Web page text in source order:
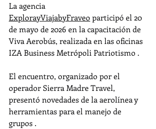
La agencia
ExplorayViajabyFraveo participó el 20
de mayo de 2026 en la capacitación de
Viva Aerobús, realizada en las oficinas
IZA Business Metrópoli Patriotismo .
El encuentro, organizado por el
operador Sierra Madre Travel,
presentó novedades de la aerolínea y
herramientas para el manejo de
grupos .